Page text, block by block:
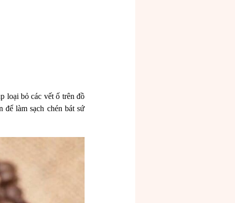
loại bỏ các vết ố trên đồ
để làm sạch chén bát sứ